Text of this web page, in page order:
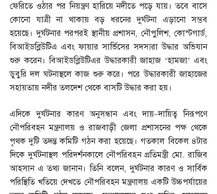
ফেরিতে ওঠার পর নিয়ন্ত্রণ হারিয়ে নদীতে পড়ে যায়। তবে বাসে
কোনো যাত্রী না থাকায় বড় ধরনের দুর্ঘটনা এড়ানো সম্ভব
হয়েছে। দুর্ঘটনার পরপরই স্থানীয় প্রশাসন, নৌপুলিশ, কোস্টগার্ড,
বিআইডব্লিউটিএ এবং ফায়ার সার্ভিসের সদস্যরা উদ্ধার অভিযান
শুরু করেন। বিআইডব্লিউটিএর উদ্ধারকারী জাহাজ ‘হামজা’ এবং
ডুবুরি দল ঘটনাস্থলে কাজ শুরু করে। পরে উদ্ধারকারী জাহাজের
সহায়তায় নদীর তলদেশ থেকে বাসটি উদ্ধার করা হয়।
এদিকে দুর্ঘটনার কারণ অনুসন্ধান এবং দায়–দায়িত্ব নিরূপণে
নৌপরিবহন মন্ত্রণালয় ও রাজবাড়ী জেলা প্রশাসনের পক্ষ থেকে
পৃথক দুটি তদন্ত কমিটি গঠন করা হয়েছে। গতকাল বিকেল ৪টার
দিকে দুর্ঘটনাস্থল পরিদর্শনকালে নৌপরিবহন প্রতিমন্ত্রী মো.রাজিব
আহসান এ তথ্য জানান। তিনি বলেন,দুর্ঘটনার কারণ ও সার্বিক
পরিস্থিতি খতিয়ে দেখতে নৌপরিবহন মন্ত্রণালয় একটি উচ্চপর্যায়ের